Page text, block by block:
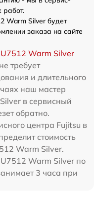
работ.
Warm Silver будет
заказа на сайте
Warm Silver
требует
и длительного
наш мастер
в сервисный
обратно.
центра Fujitsu в
стоимость
Warm Silver.
Warm Silver по
3 часа при